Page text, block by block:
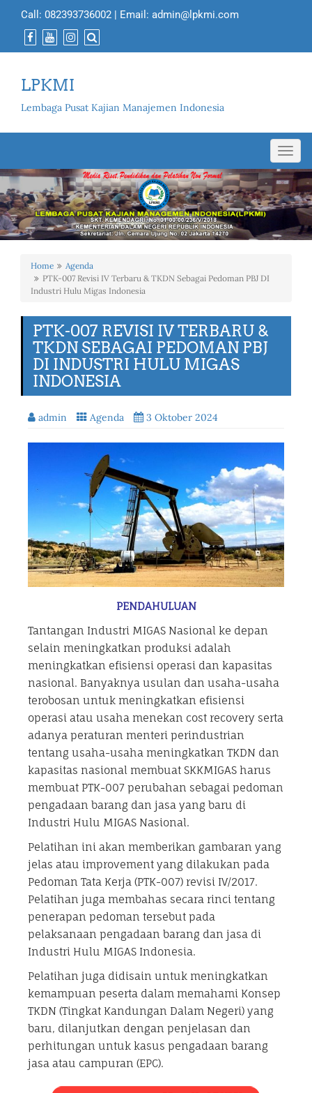
Call: 082393736002 | Email: admin@lpkmi.com
LPKMI
Lembaga Pusat Kajian Manajemen Indonesia
Home
Agenda
PTK-007 Revisi IV Terbaru & TKDN Sebagai Pedoman PBJ DI
Industri Hulu Migas Indonesia
PTK-007 REVISI IV TERBARU &
TKDN SEBAGAI PEDOMAN PBJ
DI INDUSTRI HULU MIGAS
INDONESIA
admin Agenda 3 Oktober 2024
PENDAHULUAN
Tantangan Industri MIGAS Nasional ke depan
selain meningkatkan produksi adalah
meningkatkan efisiensi operasi dan kapasitas
nasional. Banyaknya usulan dan usaha-usaha
terobosan untuk meningkatkan efisiensi
operasi atau usaha menekan cost recovery serta
adanya peraturan menteri perindustrian
tentang usaha-usaha meningkatkan TKDN dan
kapasitas nasional membuat SKKMIGAS harus
membuat PTK-007 perubahan sebagai pedoman
pengadaan barang dan jasa yang baru di
Industri Hulu MIGAS Nasional.
Pelatihan ini akan memberikan gambaran yang
jelas atau improvement yang dilakukan pada
Pedoman Tata Kerja (PTK-007) revisi IV/2017.
Pelatihan juga membahas secara rinci tentang
penerapan pedoman tersebut pada
pelaksanaan pengadaan barang dan jasa di
Industri Hulu MIGAS Indonesia.
Pelatihan juga didisain untuk meningkatkan
kemampuan peserta dalam memahami Konsep
TKDN (Tingkat Kandungan Dalam Negeri) yang
baru, dilanjutkan dengan penjelasan dan
perhitungan untuk kasus pengadaan barang
jasa atau campuran (EPC).